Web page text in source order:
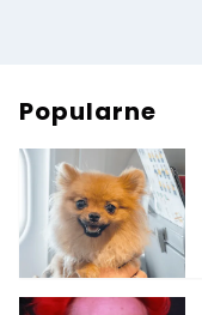
Popularne